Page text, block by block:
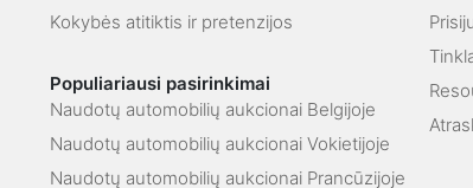
Kokybės atitiktis ir pretenzijos
Populiariausi pasirinkimai
Naudotų automobilių aukcionai Belgijoje
Naudotų automobilių aukcionai Vokietijoje
Naudotų automobilių aukcionai Prancūzijoje